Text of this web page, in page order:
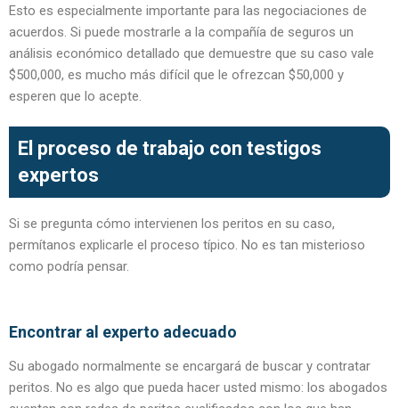
Esto es especialmente importante para las negociaciones de
acuerdos. Si puede mostrarle a la compañía de seguros un
análisis económico detallado que demuestre que su caso vale
$500,000, es mucho más difícil que le ofrezcan $50,000 y
esperen que lo acepte.
El proceso de trabajo con testigos
expertos
Si se pregunta cómo intervienen los peritos en su caso,
permítanos explicarle el proceso típico. No es tan misterioso
como podría pensar.
Encontrar al experto adecuado
Su abogado normalmente se encargará de buscar y contratar
peritos. No es algo que pueda hacer usted mismo: los abogados